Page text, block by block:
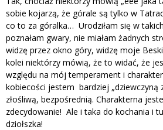
sobie kojarzą, że górale są tylko w
co to za góralka… Urodziłam się w
poznałam gwary, nie miałam żadnych
widzę przez okno góry, widzę moje
kolei niektórzy mówią, że to widać, że
względu na mój temperament i
kobiecości jestem bardziej „dziewczyną
złośliwą, bezpośrednią. Charakterna
zdecydowanie! Ale i taka do kochania i
dziołszka!